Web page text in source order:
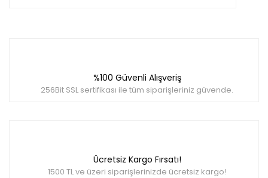
%100 Güvenli Alışveriş
256Bit SSL sertifikası ile tüm siparişleriniz güvende.
Ücretsiz Kargo Fırsatı!
1500 TL ve üzeri siparişlerinizde ücretsiz kargo!